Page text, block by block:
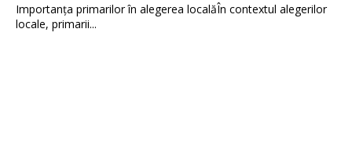
Importanța primarilor în alegerea localăÎn contextul alegerilor
locale, primarii...